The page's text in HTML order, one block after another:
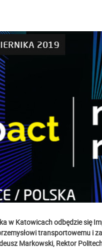
w Katowicach odbędzie się
transportowemu i
Markowski, Rektor